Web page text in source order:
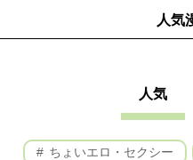
人気
人気
ちょいエロ・セクシー